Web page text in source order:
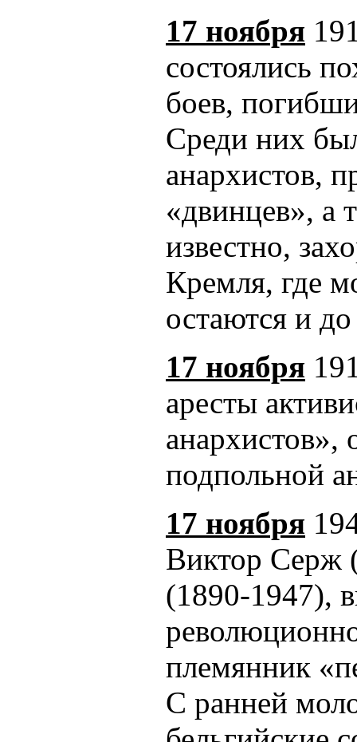
17 ноября
состоялись
боев,
Среди них
анархистов,
«двинцев», а
известно,
Кремля, где
остаются и
17 ноября
аресты
анархистов»,
подпольной
17 ноября
Виктор Серж
(1890-1947),
племянник
С ранней